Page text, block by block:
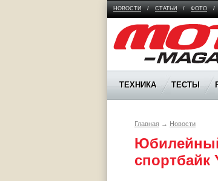
НОВОСТИ / СТАТЬИ / ФОТО /
Moto Magazine
ТЕХНИКА ТЕСТЫ
Главная → Новости
спортбайк